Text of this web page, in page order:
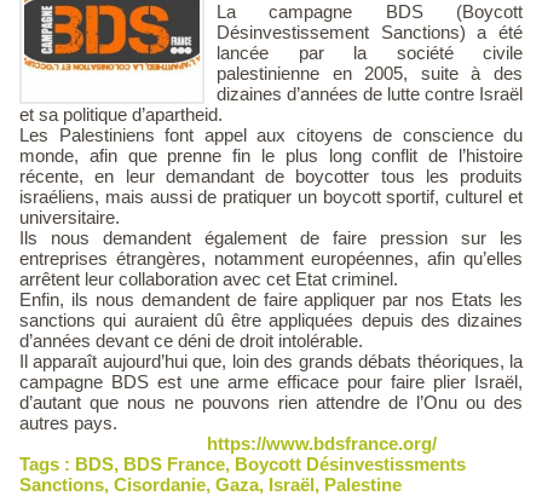
La campagne BDS (Boycott
Désinvestissement Sanctions) a été
lancée par la société civile
palestinienne en 2005, suite à des
dizaines d’années de lutte contre Israël
et sa politique d’apartheid.
Les Palestiniens font appel aux citoyens de conscience du
monde, afin que prenne fin le plus long conflit de l’histoire
récente, en leur demandant de boycotter tous les produits
israéliens, mais aussi de pratiquer un boycott sportif, culturel et
universitaire.
Ils nous demandent également de faire pression sur les
entreprises étrangères, notamment européennes, afin qu’elles
arrêtent leur collaboration avec cet Etat criminel.
Enfin, ils nous demandent de faire appliquer par nos Etats les
sanctions qui auraient dû être appliquées depuis des dizaines
d’années devant ce déni de droit intolérable.
Il apparaît aujourd’hui que, loin des grands débats théoriques, la
campagne BDS est une arme efficace pour faire plier Israël,
d’autant que nous ne pouvons rien attendre de l’Onu ou des
autres pays.
https://www.bdsfrance.org/
Tags : BDS, BDS France, Boycott Désinvestissments
Sanctions, Cisordanie, Gaza, Israël, Palestine